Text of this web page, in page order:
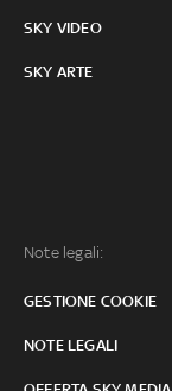
SKY VIDEO
SKY ARTE
Note legali:
GESTIONE COOKIE
NOTE LEGALI